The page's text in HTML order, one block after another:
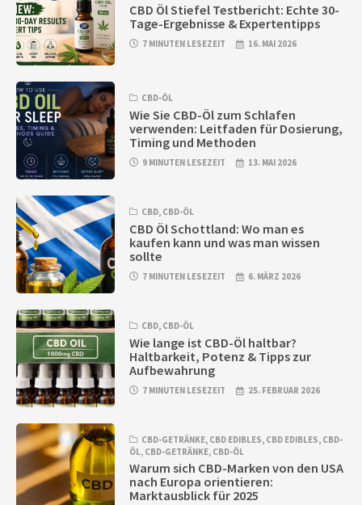
CBD Öl Stiefel Testbericht: Echte 30-
Tage-Ergebnisse & Expertentipps
7 MINUTEN LESEZEIT 16. MAI 2026
CBD-ÖL
Wie Sie CBD-Öl zum Schlafen
verwenden: Leitfaden für Dosierung,
Timing und Methoden
9 MINUTEN LESEZEIT 13. MAI 2026
CBD, CBD-ÖL
CBD Öl Schottland: Wo man es
kaufen kann und was man wissen
sollte
7 MINUTEN LESEZEIT 6. MÄRZ 2026
CBD, CBD-ÖL
Wie lange ist CBD-Öl haltbar?
Haltbarkeit, Potenz & Tipps zur
Aufbewahrung
7 MINUTEN LESEZEIT 25. FEBRUAR 2026
CBD-GETRÄNKE, CBD EDIBLES, CBD EDIBLES, CBD-
ÖL, CBD-GETRÄNKE, CBD-ÖL
Warum sich CBD-Marken von den USA
nach Europa orientieren:
Marktausblick für 2025